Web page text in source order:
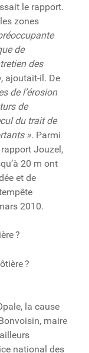
le rapport.
zones
de
des
ajoutait-il. De
de l’érosion
de
du trait de
». Parmi
Jouzel,
20 m ont
et de
2010.
?
la cause
maire
national des